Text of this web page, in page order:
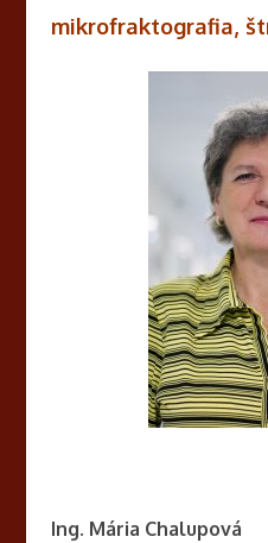
mikrofraktografia,
Ing. Mária Chalupová